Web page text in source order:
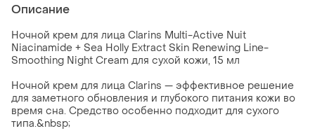
Описание
Ночной крем для лица Clarins Multi-Active Nuit
Niacinamide + Sea Holly Extract Skin Renewing Line-
Smoothing Night Cream для сухой кожи, 15 мл
Ночной крем для лица Clarins — эффективное решение
для заметного обновления и глубокого питания кожи во
время сна. Средство особенно подходит для сухого
типа.&nbsp;